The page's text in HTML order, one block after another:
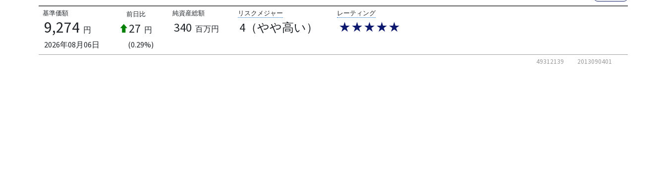
基準価額
9,274 円
2026年08月06日
前日比
27 円
(0.29%)
純資産総額
340 百万円
リスクメジャー
4（やや高い）
レーティング
★★★★★
49312139 2013090401